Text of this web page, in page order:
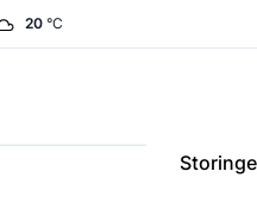
20 °C